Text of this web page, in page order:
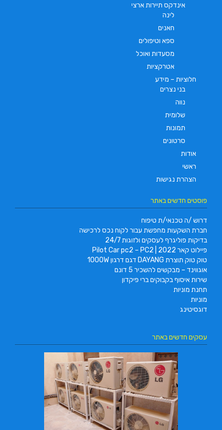
אינדקס תיירות ארצי
לינה
חאנים
ספא וטיפולים
מסעדות ואוכל
אטרקציות
חלוציות – מידע
בני נצרים
נווה
שלומית
תמונות
סרטונים
אודות
ראשי
הצהרת נגישות
פוסטים חדשים באתר
דרוש /ה טכנאי/ת טיפוח
חברת השקעות מחפשת עבור לקוח נכס לרכישה
בדיקות פוליגרף לעסקים ולזוגות 24/7
פיילוט קאר 2022 | Pilot Car pc2 – PC2
טוק טוק תוצרת DAYANG דגם דרגון 1000W
אוגווינד – מבקשים להשכיר 5 דונם
שירות איסוף בקבוקים ברי פיקדון
תחנת מוניות
מוניות
דוגסיטינג
עסקים חדשים באתר